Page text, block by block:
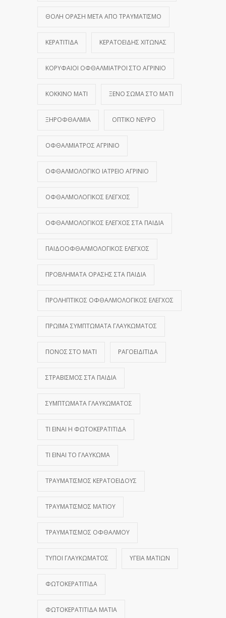
ΘΟΛΉ ΌΡΑΣΗ ΜΕΤΆ ΑΠΌ ΤΡΑΥΜΑΤΙΣΜΌ
ΚΕΡΑΤΊΤΙΔΑ ΚΕΡΑΤΟΕΙΔΉΣ ΧΙΤΏΝΑΣ
ΚΟΡΥΦΑΊΟΙ ΟΦΘΑΛΜΊΑΤΡΟΙ ΣΤΟ ΑΓΡΊΝΙΟ
ΚΌΚΚΙΝΟ ΜΆΤΙ ΞΈΝΟ ΣΏΜΑ ΣΤΟ ΜΆΤΙ
ΞΗΡΟΦΘΑΛΜΊΑ ΟΠΤΙΚΌ ΝΕΎΡΟ
ΟΦΘΑΛΜΊΑΤΡΟΣ ΑΓΡΊΝΙΟ
ΟΦΘΑΛΜΟΛΟΓΙΚΌ ΙΑΤΡΕΊΟ ΑΓΡΊΝΙΟ
ΟΦΘΑΛΜΟΛΟΓΙΚΌΣ ΈΛΕΓΧΟΣ
ΟΦΘΑΛΜΟΛΟΓΙΚΌΣ ΈΛΕΓΧΟΣ ΣΤΑ ΠΑΙΔΙΆ
ΠΑΙΔΟΟΦΘΑΛΜΟΛΟΓΙΚΌΣ ΈΛΕΓΧΟΣ
ΠΡΟΒΛΉΜΑΤΑ ΌΡΑΣΗΣ ΣΤΑ ΠΑΙΔΙΆ
ΠΡΟΛΗΠΤΙΚΌΣ ΟΦΘΑΛΜΟΛΟΓΙΚΌΣ ΈΛΕΓΧΟΣ
ΠΡΏΙΜΑ ΣΥΜΠΤΏΜΑΤΑ ΓΛΑΥΚΏΜΑΤΟΣ
ΠΌΝΟΣ ΣΤΟ ΜΆΤΙ ΡΑΓΟΕΙΔΊΤΙΔΑ
ΣΤΡΑΒΙΣΜΌΣ ΣΤΑ ΠΑΙΔΙΆ
ΣΥΜΠΤΏΜΑΤΑ ΓΛΑΥΚΏΜΑΤΟΣ
ΤΙ ΕΊΝΑΙ Η ΦΩΤΟΚΕΡΑΤΊΤΙΔΑ
ΤΙ ΕΊΝΑΙ ΤΟ ΓΛΑΎΚΩΜΑ
ΤΡΑΥΜΑΤΙΣΜΌΣ ΚΕΡΑΤΟΕΙΔΟΎΣ
ΤΡΑΥΜΑΤΙΣΜΌΣ ΜΑΤΙΟΎ
ΤΡΑΥΜΑΤΙΣΜΌΣ ΟΦΘΑΛΜΟΎ
ΤΎΠΟΙ ΓΛΑΥΚΏΜΑΤΟΣ ΥΓΕΊΑ ΜΑΤΙΏΝ
ΦΩΤΟΚΕΡΑΤΊΤΙΔΑ
ΦΩΤΟΚΕΡΑΤΊΤΙΔΑ ΜΆΤΙΑ